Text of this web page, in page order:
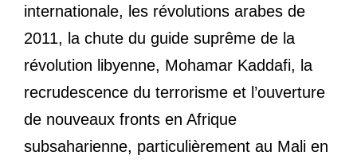
internationale, les révolutions arabes de
2011, la chute du guide suprême de la
révolution libyenne, Mohamar Kaddafi, la
recrudescence du terrorisme et l’ouverture
de nouveaux fronts en Afrique
subsaharienne, particulièrement au Mali en